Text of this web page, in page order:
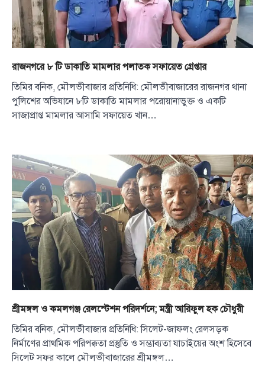
রাজনগরে ৮ টি ডাকাতি মামলার পলাতক সফায়েত গ্রেপ্তার
তিমির বনিক, মৌলভীবাজার প্রতিনিধি: মৌলভীবাজারের রাজনগর থানা
পুলিশের অভিযানে ৮টি ডাকাতি মামলার পরোয়ানাভুক্ত ও একটি
সাজাপ্রাপ্ত মামলার আসামি সফায়েত খান…
শ্রীমঙ্গল ও কমলগঞ্জ রেলস্টেশন পরিদর্শনে; মন্ত্রী আরিফুল হক চৌধুরী
তিমির বনিক, মৌলভীবাজার প্রতিনিধি: সিলেট-জাফলং রেলসড়ক
নির্মাণের প্রাথমিক পরিপক্কতা প্রস্তুতি ও সম্ভাব্যতা যাচাইয়ের অংশ হিসেবে
সিলেট সফর কালে মৌলভীবাজারের শ্রীমঙ্গল…